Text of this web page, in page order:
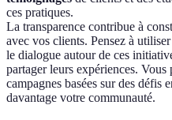
ces pratiques.
La transparence contribue à
avec vos clients. Pensez à
le dialogue autour de ces
partager leurs expériences. Vous
campagnes basées sur des
davantage votre communauté.